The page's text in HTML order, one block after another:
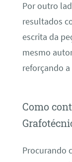
Por outro
resultados
escrita da
mesmo
reforçando
Como
Procurando